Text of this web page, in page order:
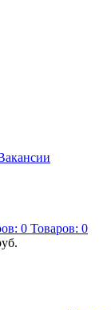
0 Товаров: 0